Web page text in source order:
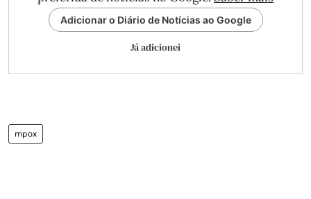
Adicionar o Diário de Notícias ao Google
Já adicionei
mpox